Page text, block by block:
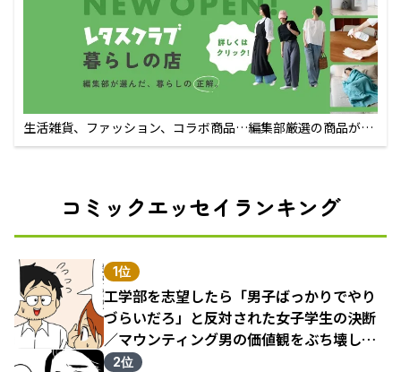
生活雑貨、ファッション、コラボ商品…編集部厳選の商品が買
えるECサイト
コミックエッセイランキング
1位
工学部を志望したら「男子ばっかりでやり
づらいだろ」と反対された女子学生の決断
／マウンティング男の価値観をぶち壊した
結果（1）
2位